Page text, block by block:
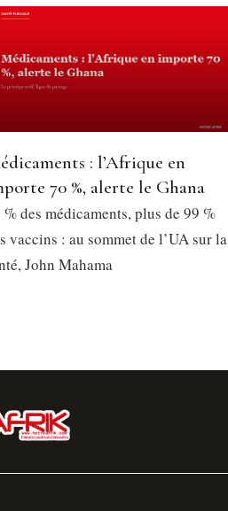
: l’Afrique en
70 %, alerte le Ghana
% des médicaments, plus de 99 %
vaccins : au sommet de l’UA sur la
John Mahama